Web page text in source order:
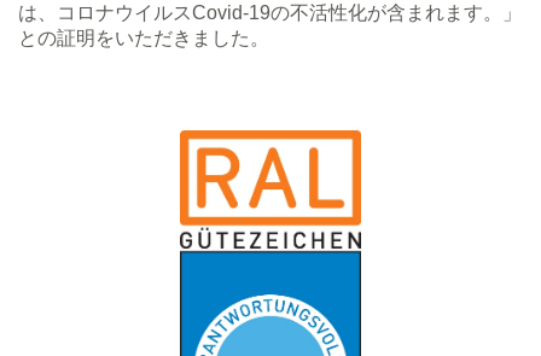
は、コロナウイルスCovid-19の不活性化が含まれます。」
との証明をいただきました。